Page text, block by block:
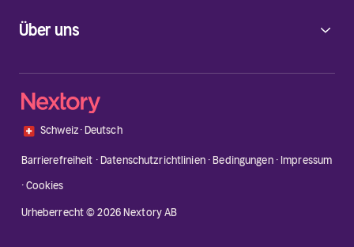
Über uns
🇨🇭 Schweiz·Deutsch
Barrierefreiheit ·Datenschutzrichtlinien·Bedingungen· Impressum
·Cookies
Urheberrecht © 2026 Nextory AB